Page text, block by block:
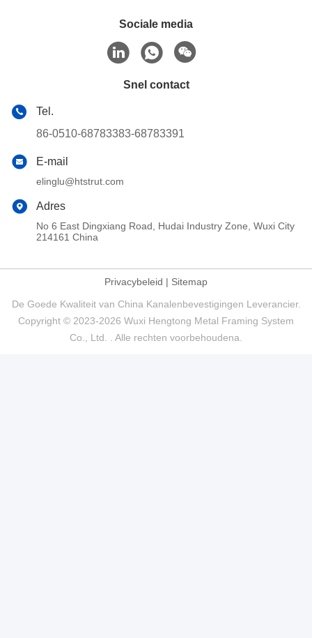
Sociale media
Snel contact
Tel.
86-0510-68783383-68783391
E-mail
elinglu@htstrut.com
Adres
No 6 East Dingxiang Road, Hudai Industry Zone, Wuxi City
214161 China
Privacybeleid | Sitemap
De Goede Kwaliteit van China Kanalenbevestigingen Leverancier.
Copyright © 2023-2026 Wuxi Hengtong Metal Framing System
Co., Ltd. . Alle rechten voorbehoudena.